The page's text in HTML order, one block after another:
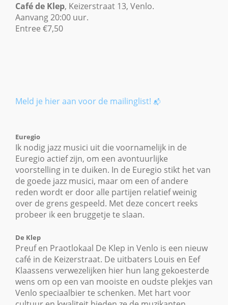
Caféde Klep, Keizerstraat 13, Venlo.
Aanvang 20:00 uur.
Entree €7,50
Meld je hier aan voor de mailinglist! 📬
Euregio
Ik nodig jazz musici uit die voornamelijk in de
Euregio actief zijn, om een avontuurlijke
voorstelling in te duiken. In de Euregio stikt het van
de goede jazz musici, maar om een of andere
reden wordt er door alle partijen relatief weinig
over de grens gespeeld. Met deze concert reeks
probeer ik een bruggetje te slaan.
De Klep
Preuf en Praotlokaal De Klep in Venlo is een nieuw
café in de Keizerstraat. De uitbaters Louis en Eef
Klaassens verwezelijken hier hun lang gekoesterde
wens om op een van mooiste en oudste plekjes van
Venlo speciaalbier te schenken. Met hart voor